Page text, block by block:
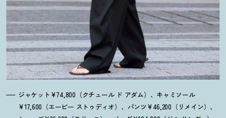
ジャケット¥74,800（クチュール ド アダム）、キャミソール
¥17,600（エーピー ストゥディオ）、パンツ¥46,200（リメイン）、